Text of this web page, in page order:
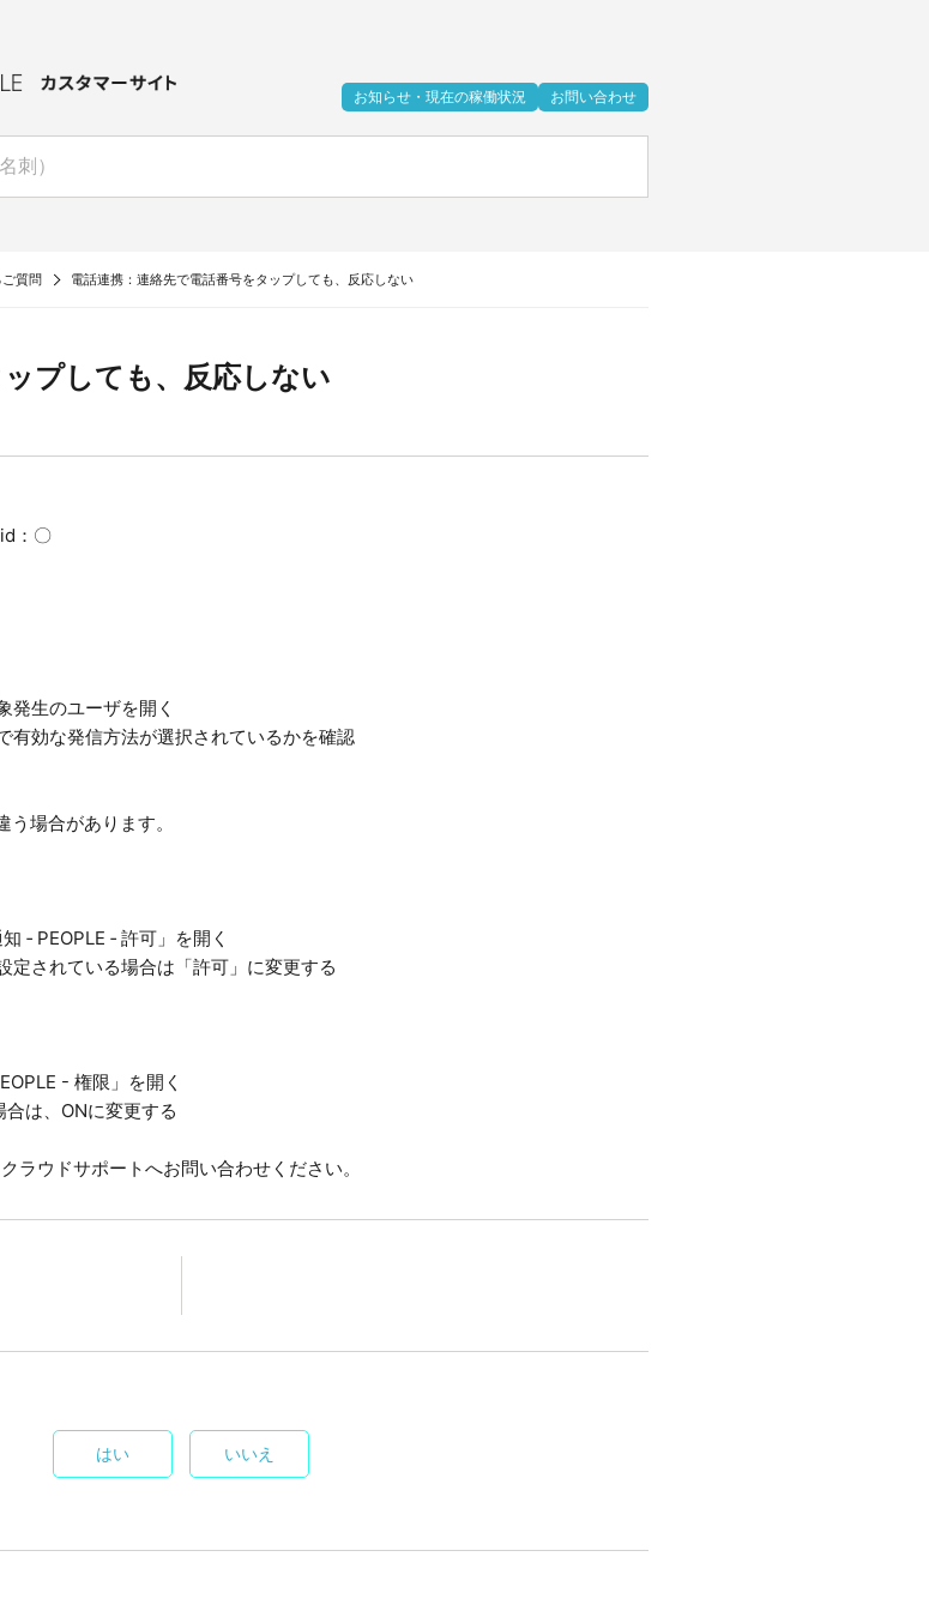
お知らせ・現在の稼働状況 お問い合わせ
質問 電話連携：連絡先で電話番号をタップしても、反応しない
プしても、反応しない
：〇
生のユーザを開く
効な発信方法が選択されているかを確認
場合があります。
PEOPLE ‐ 許可」を開く
されている場合は「許可」に変更する
- 権限」を開く
は、ONに変更する
ラウドサポートへお問い合わせください。
はい いいえ